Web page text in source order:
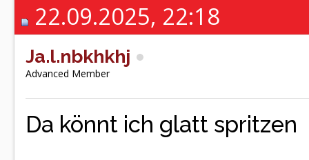
22.09.2025, 22:18
Ja.l.nbkhkhj
Advanced Member
Da könnt ich glatt spritzen